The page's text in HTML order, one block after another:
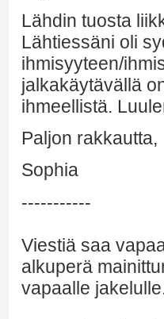
Lähdin tuosta
Lähtiessäni oli
ihmisyyteen/
jalkakäytävällä
ihmeellistä.
Paljon rakkautta,
Sophia
-----------
Viestiä saa
alkuperä
vapaalle